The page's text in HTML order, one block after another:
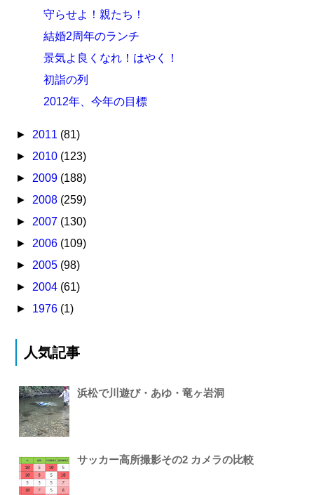
守らせよ！親たち！
結婚2周年のランチ
景気よ良くなれ！はやく！
初詣の列
2012年、今年の目標
► 2011 (81)
► 2010 (123)
► 2009 (188)
► 2008 (259)
► 2007 (130)
► 2006 (109)
► 2005 (98)
► 2004 (61)
► 1976 (1)
人気記事
浜松で川遊び・あゆ・竜ヶ岩洞
サッカー高所撮影その2 カメラの比較